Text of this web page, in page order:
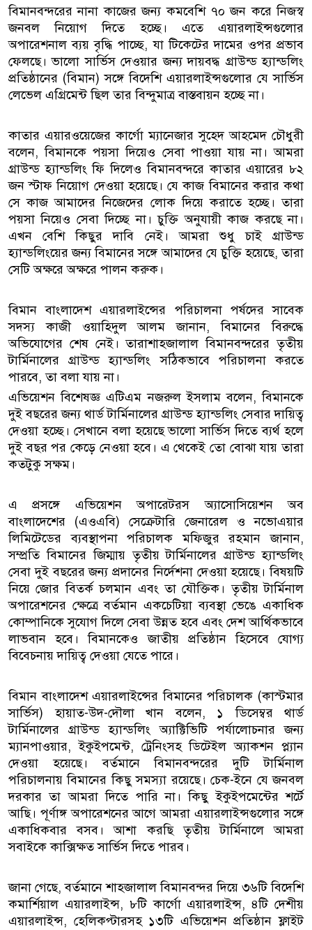
বিমানবন্দরের নানা কাজের জন্য কমবেশি ৭০ জন করে নিজস্ব
জনবল নিয়োগ দিতে হচ্ছে। এতে এয়ারলাইন্সগুলোর
অপারেশনাল ব্যয় বৃদ্ধি পাচ্ছে, যা টিকেটের দামের ওপর প্রভাব
ফেলছে। ভালো সার্ভিস দেওয়ার জন্য দায়বদ্ধ গ্রাউন্ড হ্যান্ডলিং
প্রতিষ্ঠানের (বিমান) সঙ্গে বিদেশি এয়ারলাইন্সগুলোর যে সার্ভিস
লেভেল এগ্রিমেন্ট ছিল তার বিন্দুমাত্র বাস্তবায়ন হচ্ছে না।
কাতার এয়ারওয়েজের কার্গো ম্যানেজার সুহেদ আহমেদ চৌধুরী
বলেন, বিমানকে পয়সা দিয়েও সেবা পাওয়া যায় না। আমরা
গ্রাউন্ড হ্যান্ডলিং ফি দিলেও বিমানবন্দরে কাতার এয়ারের ৮২
জন স্টাফ নিয়োগ দেওয়া হয়েছে। যে কাজ বিমানের করার কথা
সে কাজ আমাদের নিজেদের লোক দিয়ে করাতে হচ্ছে। তারা
পয়সা নিয়েও সেবা দিচ্ছে না। চুক্তি অনুযায়ী কাজ করছে না।
এখন বেশি কিছুর দাবি নেই। আমরা শুধু চাই গ্রাউন্ড
হ্যান্ডলিংয়ের জন্য বিমানের সঙ্গে আমাদের যে চুক্তি হয়েছে, তারা
সেটি অক্ষরে অক্ষরে পালন করুক।
বিমান বাংলাদেশ এয়ারলাইন্সের পরিচালনা পর্ষদের সাবেক
সদস্য কাজী ওয়াহিদুল আলম জানান, বিমানের বিরুদ্ধে
অভিযোগের শেষ নেই। তারাশাহজালাল বিমানবন্দরের তৃতীয়
টার্মিনালের গ্রাউন্ড হ্যান্ডলিং সঠিকভাবে পরিচালনা করতে
পারবে, তা বলা যায় না।
এভিয়েশন বিশেষজ্ঞ এটিএম নজরুল ইসলাম বলেন, বিমানকে
দুই বছরের জন্য থার্ড টার্মিনালের গ্রাউন্ড হ্যান্ডলিং সেবার দায়িত্ব
দেওয়া হচ্ছে। সেখানে বলা হয়েছে ভালো সার্ভিস দিতে ব্যর্থ হলে
দুই বছর পর কেড়ে নেওয়া হবে। এ থেকেই তো বোঝা যায় তারা
কতটুকু সক্ষম।
এ প্রসঙ্গে এভিয়েশন অপারেটরস অ্যাসোসিয়েশন অব
বাংলাদেশের (এওএবি) সেক্রেটারি জেনারেল ও নভোএয়ার
লিমিটেডের ব্যবস্থাপনা পরিচালক মফিজুর রহমান জানান,
সম্প্রতি বিমানের জিম্মায় তৃতীয় টার্মিনালের গ্রাউন্ড হ্যান্ডলিং
সেবা দুই বছরের জন্য প্রদানের নির্দেশনা দেওয়া হয়েছে। বিষয়টি
নিয়ে জোর বিতর্ক চলমান এবং তা যৌক্তিক। তৃতীয় টার্মিনাল
অপারেশনের ক্ষেত্রে বর্তমান একচেটিয়া ব্যবস্থা ভেঙে একাধিক
কোম্পানিকে সুযোগ দিলে সেবা উন্নত হবে এবং দেশ আর্থিকভাবে
লাভবান হবে। বিমানকেও জাতীয় প্রতিষ্ঠান হিসেবে যোগ্য
বিবেচনায় দায়িত্ব দেওয়া যেতে পারে।
বিমান বাংলাদেশ এয়ারলাইন্সের বিমানের পরিচালক (কাস্টমার
সার্ভিস) হায়াত-উদ-দৌলা খান বলেন, ১ ডিসেম্বর থার্ড
টার্মিনালের গ্রাউন্ড হ্যান্ডলিং অ্যাক্টিভিটি পর্যালোচনার জন্য
ম্যানপাওয়ার, ইকুইপমেন্ট, ট্রেনিংসহ ডিটেইল অ্যাকশন প্ল্যান
দেওয়া হয়েছে। বর্তমানে বিমানবন্দরের দুটি টার্মিনাল
পরিচালনায় বিমানের কিছু সমস্যা রয়েছে। চেক-ইনে যে জনবল
দরকার তা আমরা দিতে পারি না। কিছু ইকুইপমেন্টের শর্টে
আছি। পূর্ণাঙ্গ অপারেশনের আগে আমরা এয়ারলাইন্সগুলোর সঙ্গে
একাধিকবার বসব। আশা করছি তৃতীয় টার্মিনালে আমরা
সবাইকে কাক্সিক্ষত সার্ভিস দিতে পারব।
জানা গেছে, বর্তমানে শাহজালাল বিমানবন্দর দিয়ে ৩৬টি বিদেশি
কমার্শিয়াল এয়ারলাইন্স, ৮টি কার্গো এয়ারলাইন্স, ৪টি দেশীয়
এয়ারলাইন্স, হেলিকপ্টারসহ ১৩টি এভিয়েশন প্রতিষ্ঠান ফ্লাইট